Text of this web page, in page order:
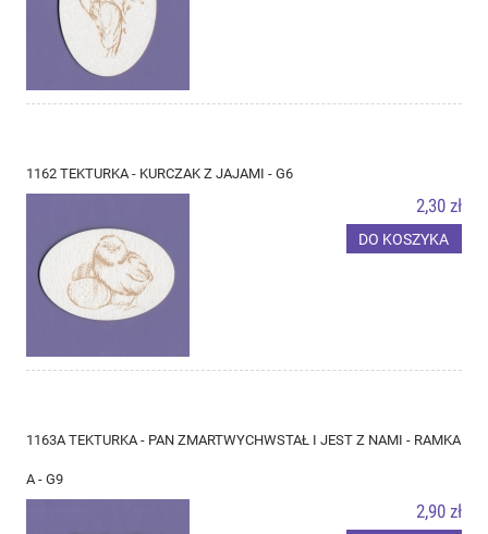
1162 TEKTURKA - KURCZAK Z JAJAMI - G6
2,30 zł
DO KOSZYKA
1163A TEKTURKA - PAN ZMARTWYCHWSTAŁ I JEST Z NAMI - RAMKA
A - G9
2,90 zł